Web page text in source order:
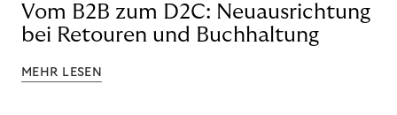
Vom B2B zum D2C: Neuausrichtung
bei Retouren und Buchhaltung
MEHR LESEN